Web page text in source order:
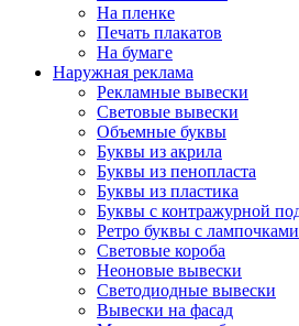
На пленке
Печать плакатов
На бумаге
Наружная реклама
Рекламные вывески
Световые вывески
Объемные буквы
Буквы из акрила
Буквы из пенопласта
Буквы из пластика
Буквы с контражурной
Ретро буквы с лампочками
Световые короба
Неоновые вывески
Светодиодные вывески
Вывески на фасад